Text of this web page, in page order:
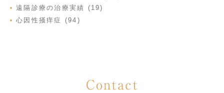
遠隔診療の治療実績 (19)
心因性掻痒症 (94)
Contact